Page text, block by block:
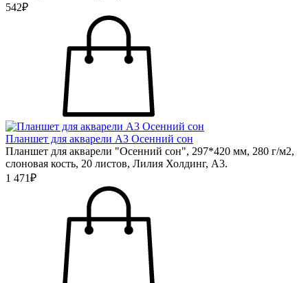
542₽
Планшет для акварели А3 Осенний сон
Планшет для акварели "Осенний сон", 297*420 мм, 280 г/м2,
слоновая кость, 20 листов, Лилия Холдинг, А3.
1 471₽